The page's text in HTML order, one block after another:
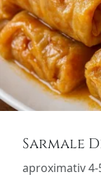
Sarmale
aproximativ